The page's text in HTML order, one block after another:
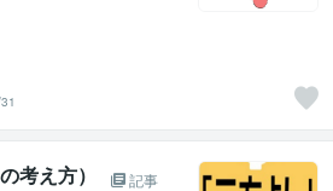
考え方）
記事